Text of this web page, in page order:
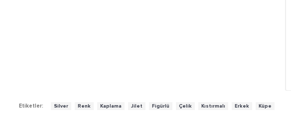
Etiketler: Silver Renk Kaplama Jilet Figürlü Çelik Kıstırmalı Erkek Küpe